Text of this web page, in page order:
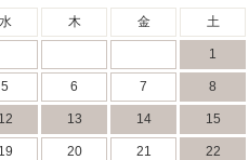
水 木 金 土
1
5 6 7 8
12 13 14 15
19 20 21 22